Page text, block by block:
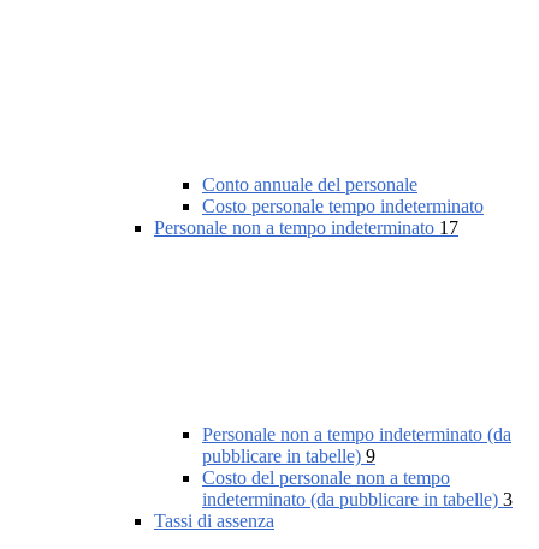
Conto annuale del personale
Costo personale tempo indeterminato
Personale non a tempo indeterminato 17
Personale non a tempo indeterminato (da
pubblicare in tabelle) 9
Costo del personale non a tempo
indeterminato (da pubblicare in tabelle) 3
Tassi di assenza